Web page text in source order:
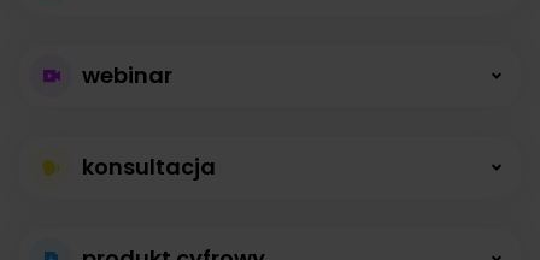
kursów
Kursy online z modułami, lekcjami, nagraniami i
opisami dostępne od zaraz.
webinar
bez limitów
konsultacja